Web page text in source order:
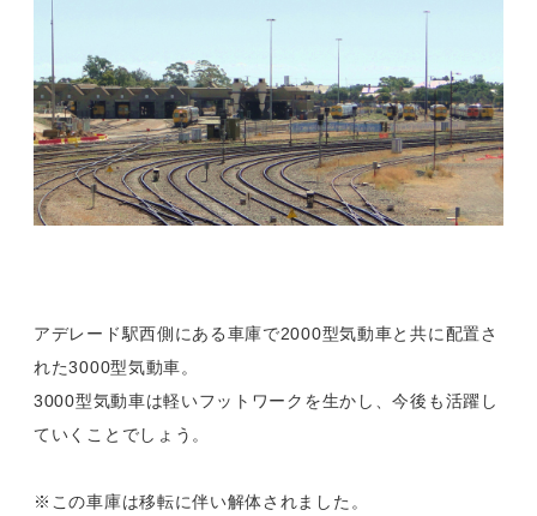
アデレード駅西側にある車庫で2000型気動車と共に配置さ
れた3000型気動車。
3000型気動車は軽いフットワークを生かし、今後も活躍し
ていくことでしょう。
※この車庫は移転に伴い解体されました。